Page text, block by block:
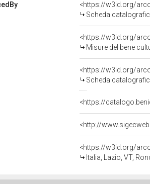
<https://w3id.org/
Scheda
<https://w3id.org/
Misure del bene
<https://w3id.org/
Scheda
<https://
<https://w3id.org/
Italia, Lazio, VT,